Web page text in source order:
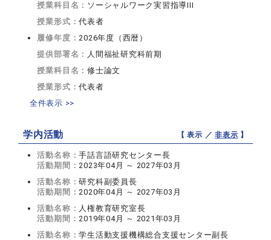
授業科目名： ソーシャルワーク実習指導III
授業形式：代表者
履修年度：2026年度（西暦）
提供部署名： 人間福祉研究科前期
授業科目名：修士論文
授業形式：代表者
全件表示 >>
学内活動 【 表示 ／非表示 】
活動名称：手話言語研究センター長
活動期間：2023年04月 ～ 2027年03月
活動名称：研究科副委員長
活動期間：2020年04月 ～ 2027年03月
活動名称： 人権教育研究室長
活動期間：2019年04月 ～ 2021年03月
活動名称：学生活動支援機構総合支援センター副長